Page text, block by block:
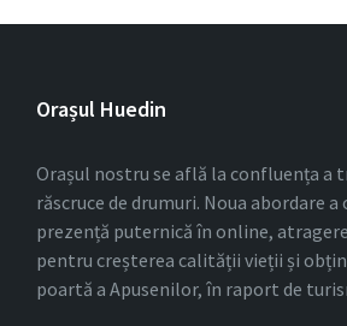
Orașul Huedin
Orașul nostru se află la confluența a
răscruce de drumuri. Noua abordare a
prezență puternică în online,
pentru creșterea calității vieții și
poartă a Apusenilor, în raport de